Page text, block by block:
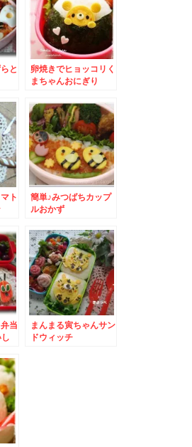
と
卵焼きでヒョッコリく
まちゃんおにぎり
ト
簡単♪みつばちカップ
ルおかず
当
まんまる寅ちゃんサン
ドウィッチ